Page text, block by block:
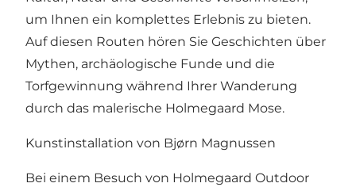
um Ihnen ein komplettes Erlebnis zu bieten.
Auf diesen Routen hören Sie Geschichten über
Mythen, archäologische Funde und die
Torfgewinnung während Ihrer Wanderung
durch das malerische Holmegaard Mose.
Kunstinstallation von Bjørn Magnussen
Bei einem Besuch von Holmegaard Outdoor